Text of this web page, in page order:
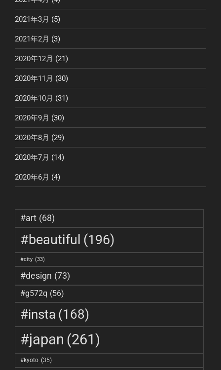
2021年3月 (5)
2021年2月 (3)
2020年12月 (21)
2020年11月 (30)
2020年10月 (31)
2020年9月 (30)
2020年8月 (29)
2020年7月 (14)
2020年6月 (4)
#art (68)
#beautiful (196)
#city (33)
#design (73)
#g572q (56)
#insta (168)
#japan (261)
#kyoto (35)